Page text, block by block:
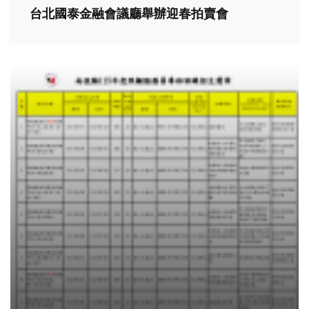
台北國泰金融會議廳舉辦迎春拍賣會